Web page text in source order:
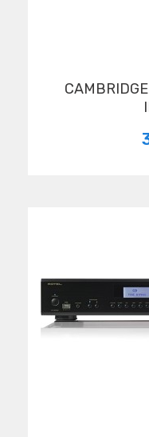
CAMBRIDGE AUDIO AXA 25 AMPLI